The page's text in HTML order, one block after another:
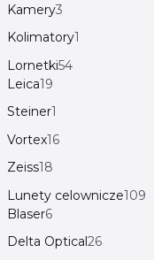
Kamery3
Kolimatory1
Lornetki54
Leica19
Steiner1
Vortex16
Zeiss18
Lunety celownicze109
Blaser6
Delta Optical 26